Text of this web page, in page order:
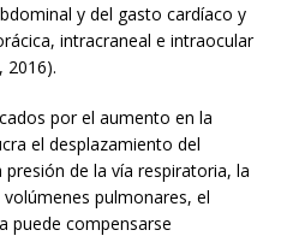
y del gasto cardíaco y
intracraneal e intraocular
2016).
por el aumento en la
el desplazamiento del
de la vía respiratoria, la
pulmonares, el
puede compensarse